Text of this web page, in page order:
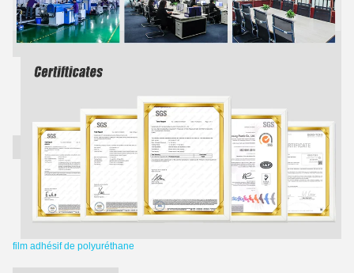
film adhésif de polyuréthane